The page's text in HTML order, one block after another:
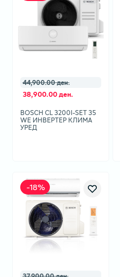
44,900.00 ден.
38,900.00 ден.
BOSCH CL 3200I-SET 35
WE ИНВЕРТЕР КЛИМА
УРЕД
-18%